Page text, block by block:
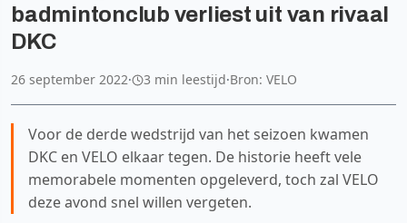
badmintonclub verliest uit van rivaal
DKC
26 september 2022· 3 min leestijd·Bron: VELO
Voor de derde wedstrijd van het seizoen kwamen
DKC en VELO elkaar tegen. De historie heeft vele
memorabele momenten opgeleverd, toch zal VELO
deze avond snel willen vergeten.